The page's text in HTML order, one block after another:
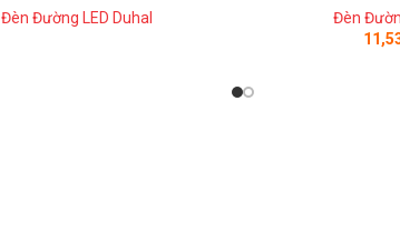
Đèn Đường LED Duhal
Đèn